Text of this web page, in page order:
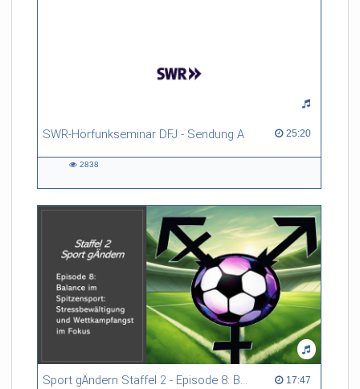
SWR-Hörfunkseminar DFJ - Sendung A 25:20
25:20 duration
2838
Sport gÄndern Staffel 2 - Episode 8: Balance im Spitzensport: Stressbewältigung und Wettkampfangst im Fokus 17:47
17:47 duration